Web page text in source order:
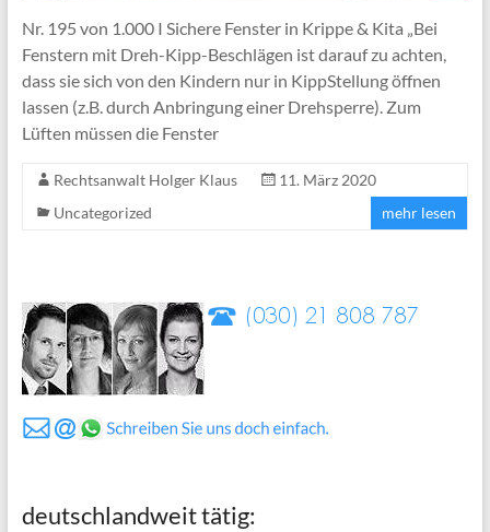
Nr. 195 von 1.000 I Sichere Fenster in Krippe & Kita „Bei
Fenstern mit Dreh-Kipp-Beschlägen ist darauf zu achten,
dass sie sich von den Kindern nur in KippStellung öffnen
lassen (z.B. durch Anbringung einer Drehsperre). Zum
Lüften müssen die Fenster
Rechtsanwalt Holger Klaus
11. März 2020
Uncategorized
mehr lesen
deutschlandweit tätig: